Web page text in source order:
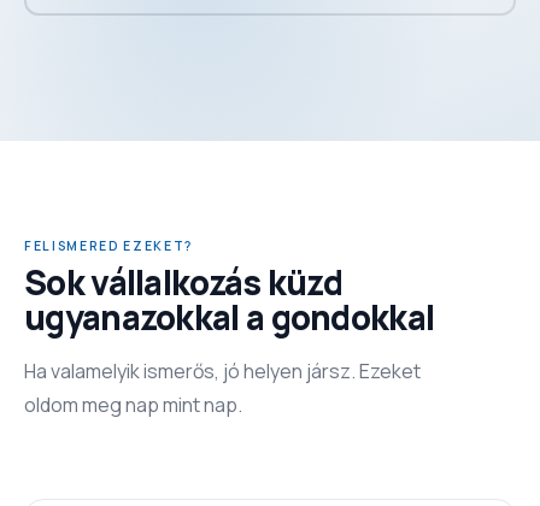
FELISMERED EZEKET?
Sok vállalkozás küzd
ugyanazokkal a gondokkal
Ha valamelyik ismerős, jó helyen jársz. Ezeket
oldom meg nap mint nap.